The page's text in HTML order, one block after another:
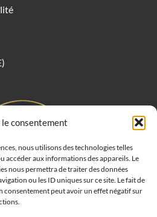
consentement
nous utilisons des technologies telles
accéder aux informations des appareils. Le
nous permettra de traiter des données
ou les ID uniques sur ce site. Le fait de
consentement peut avoir un effet négatif sur